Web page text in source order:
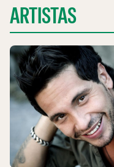
ARTISTAS